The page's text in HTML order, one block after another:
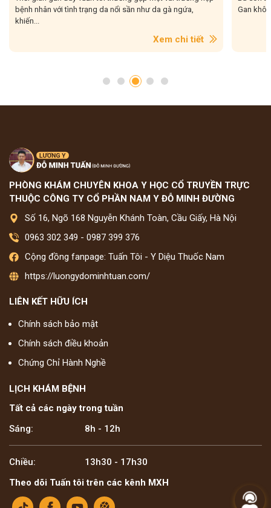
bệnh nhân với tình trạng da nổi sần như da gà ngứa,
khiến...
Xem chi tiết
Gan
PHÒNG KHÁM CHUYÊN KHOA Y HỌC CỔ TRUYỀN TRỰC
THUỘC CÔNG TY CỔ PHẦN NAM Y ĐỖ MINH ĐƯỜNG
Số 16, Ngõ 168 Nguyễn Khánh Toàn, Cầu Giấy, Hà Nội
0963 302 349 - 0987 399 376
Cộng đồng fanpage: Tuấn Tôi - Y Diệu Thuốc Nam
https://luongydominhtuan.com/
LIÊN KẾT HỮU ÍCH
Chính sách bảo mật
Chính sách điều khoản
Chứng Chỉ Hành Nghề
LỊCH KHÁM BỆNH
Tất cả các ngày trong tuần
Sáng:
8h - 12h
Chiều:
13h30 - 17h30
Theo dõi Tuấn tôi trên các kênh MXH